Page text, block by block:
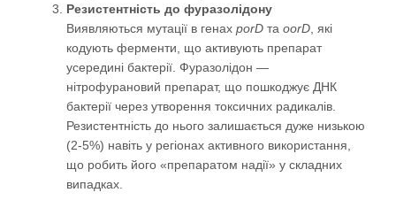
Резистентність до фуразолідону
Виявляються мутації в генах porD та oorD , які
кодують ферменти, що активують препарат
усередині бактерії. Фуразолідон —
нітрофурановий препарат, що пошкоджує ДНК
бактерії через утворення токсичних радикалів.
Резистентність до нього залишається дуже низькою
(2-5%) навіть у регіонах активного використання,
що робить його «препаратом надії» у складних
випадках.